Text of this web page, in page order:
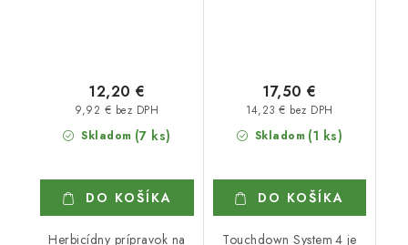
Skladom (7 ks)
9,92 € bez DPH
12,20 €
DO KOŠÍKA
Herbicídny prípravok na
Skladom (1 ks)
14,23 € bez DPH
17,50 €
DO KOŠÍKA
Touchdown System 4 je